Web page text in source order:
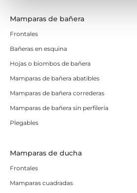
Mamparas de bañera
Frontales
Bañeras en esquina
Hojas o biombos de bañera
Mamparas de bañera abatibles
Mamparas de bañera correderas
Mamparas de bañera sin perfilería
Plegables
Mamparas de ducha
Frontales
Mamparas cuadradas